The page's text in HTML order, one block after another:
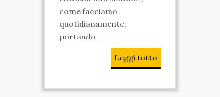
come facciamo
quotidianamente,
portando...
Leggi tutto